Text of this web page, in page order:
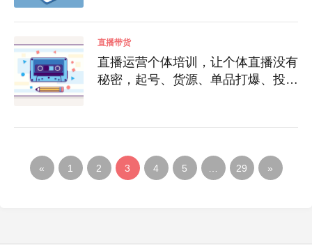
直播带货
直播运营个体培训，让个体直播没有
秘密，起号、货源、单品打爆、投流
« 1 2 3 4 5 29 »